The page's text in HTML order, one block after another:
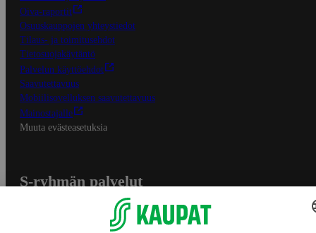
Oiva-raportit
Osuuskauppojen yhteystiedot
Tilaus- ja toimitusehdot
Tietosuojakäytäntö
Palvelun käyttöehdot
Saavutettavuus
Mobiilisovelluksen saavutettavuus
Mainostajalle
Muuta evästeasetuksia
S-ryhmän palvelut